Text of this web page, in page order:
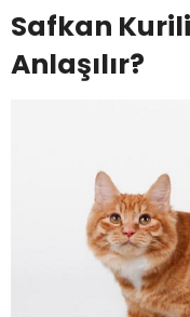
Safkan
Anlaşılır?